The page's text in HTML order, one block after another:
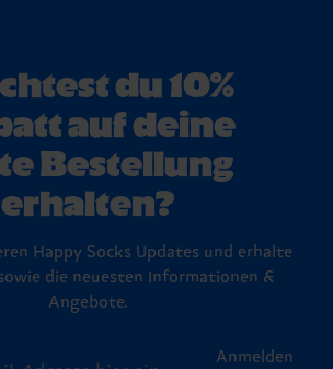
du 10%
auf deine
Bestellung
erhalten?
Happy Socks Updates und erhalte
die neuesten Informationen &
Angebote.
Anmelden